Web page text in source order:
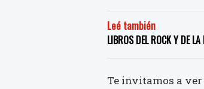
Leé también
LIBROS DEL ROCK Y DE
Te invitamos a ver